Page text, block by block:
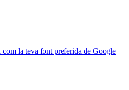
la teva font preferida de Google